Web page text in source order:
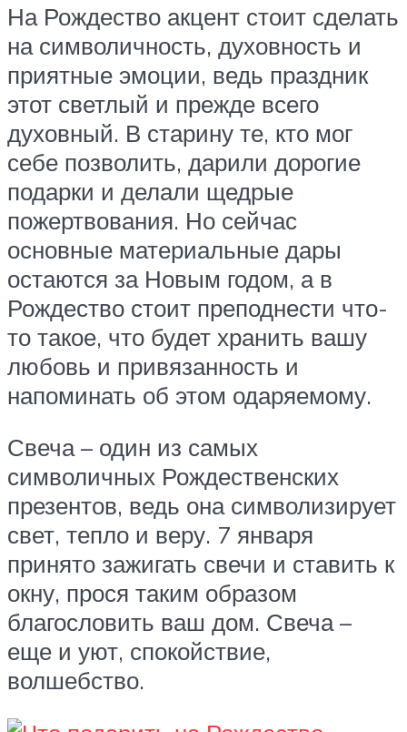
На Рождество акцент стоит сделать
на символичность, духовность и
приятные эмоции, ведь праздник
этот светлый и прежде всего
духовный. В старину те, кто мог
себе позволить, дарили дорогие
подарки и делали щедрые
пожертвования. Но сейчас
основные материальные дары
остаются за Новым годом, а в
Рождество стоит преподнести что-
то такое, что будет хранить вашу
любовь и привязанность и
напоминать об этом одаряемому.
Свеча – один из самых
символичных Рождественских
презентов, ведь она символизирует
свет, тепло и веру. 7 января
принято зажигать свечи и ставить к
окну, прося таким образом
благословить ваш дом. Свеча –
еще и уют, спокойствие,
волшебство.